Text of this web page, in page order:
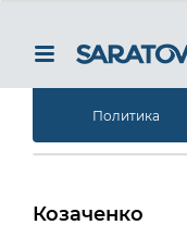
Политика
Козаченко